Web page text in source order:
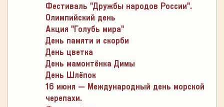
Фестиваль "Дружбы народов России".
Олимпийский день
Акция "Голубь мира"
День памяти и скорби
День цветка
День мамонтёнка Димы
День Шлёпок
16 июня – Международный день морской
черепахи.